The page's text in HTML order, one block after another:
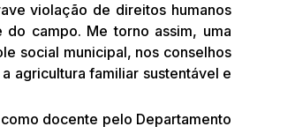
violação de direitos humanos
campo. Me torno assim, uma
social municipal, nos conselhos
agricultura familiar sustentável e
docente pelo Departamento